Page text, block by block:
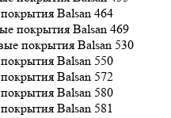
464
469
530
550
572
580
581